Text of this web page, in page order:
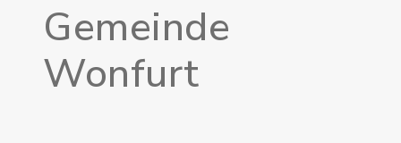
Gemeinde
Wonfurt